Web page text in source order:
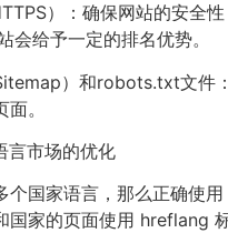
）：确保网站的安全
会给予一定的排名优势。
）和robots.txt文件
。
市场的优化
个国家语言，那么正确使
国家的页面使用 hreflang